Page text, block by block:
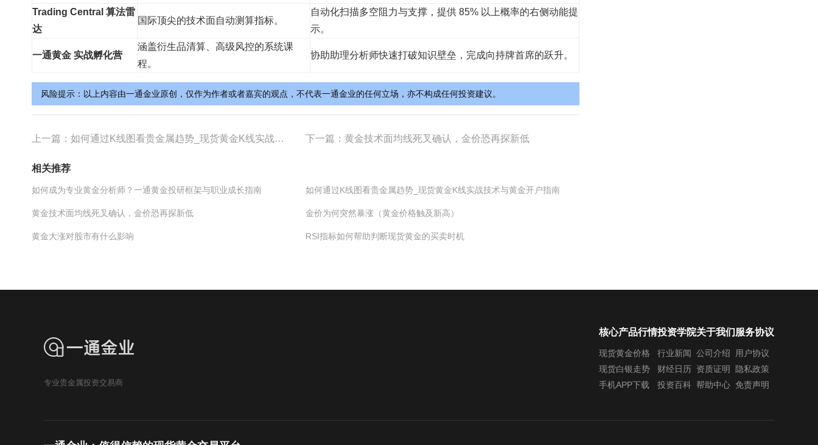
Trading Central 算法雷
达
国际顶尖的技术面自动测算指标。
自动化扫描多空阻力与支撑，提供 85% 以上概率的右侧动能提
示。
一通黄金 实战孵化营
涵盖衍生品清算、高级风控的系统课
程。
协助助理分析师快速打破知识壁垒，完成向持牌首席的跃升。
风险提示：以上内容由一通金业原创，仅作为作者或者嘉宾的观点，不代表一通金业的任何立场，亦不构成任何投资建议。
上一篇： 如何通过K线图看贵金属趋势_现货黄金K线实战技术与黄金开户指南 下一篇： 黄金技术面均线死叉确认，金价恐再探新低
相关推荐
如何成为专业黄金分析师？一通黄金投研框架与职业成长指南 如何通过K线图看贵金属趋势_现货黄金K线实战技术与黄金开户指南
黄金技术面均线死叉确认，金价恐再探新低 金价为何突然暴涨（黄金价格触及新高）
黄金大涨对股市有什么影响 RSI指标如何帮助判断现货黄金的买卖时机
专业贵金属投资交易商
核心产品行情
现货黄金价格
现货白银走势
手机APP下载
投资学院
行业新闻
财经日历
投资百科
关于我们
公司介绍
资质证明
帮助中心
服务协议
用户协议
隐私政策
免责声明